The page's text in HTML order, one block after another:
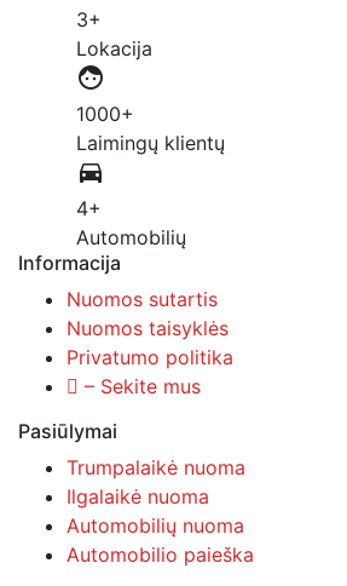
3+
Lokacija
face
1000+
Laimingų klientų
directions_car
4+
Automobilių
Informacija
Nuomos sutartis
Nuomos taisyklės
Privatumo politika
– Sekite mus
Pasiūlymai
Trumpalaikė nuoma
Ilgalaikė nuoma
Automobilių nuoma
Automobilio paieška